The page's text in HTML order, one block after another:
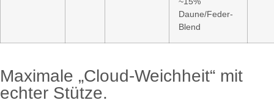
Daune/Feder-
Blend
Maximale „Cloud-Weichheit“ mit
echter Stütze.